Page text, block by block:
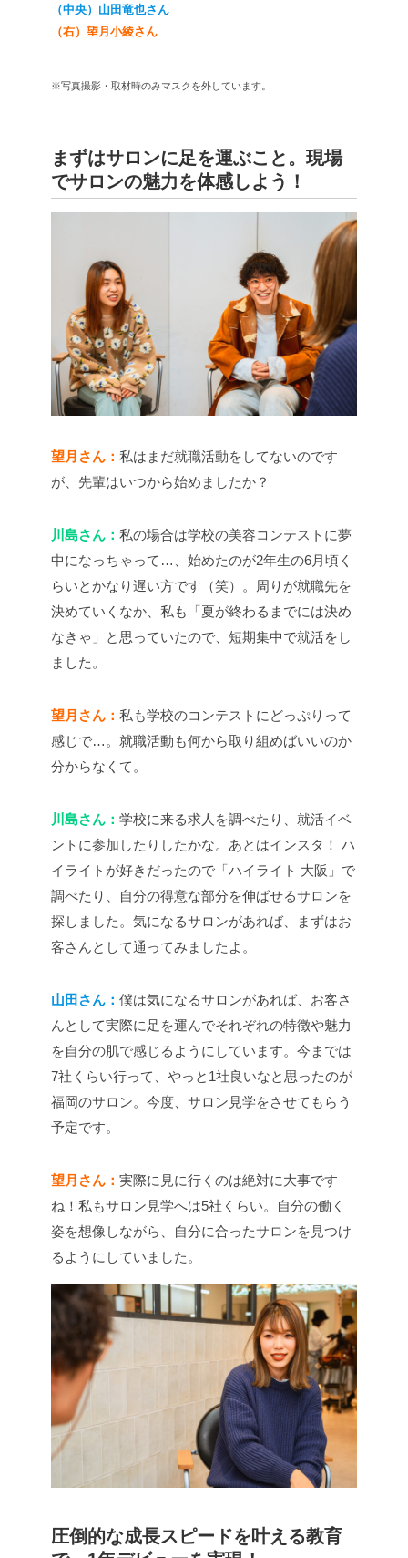
（中央）山田竜也さん
（右）望月小綾さん
※写真撮影・取材時のみマスクを外しています。
まずはサロンに足を運ぶこと。現場
でサロンの魅力を体感しよう！
望月さん： 私はまだ就職活動をしてないのです
が、先輩はいつから始めましたか？
川島さん： 私の場合は学校の美容コンテストに夢
中になっちゃって…、始めたのが2年生の6月頃く
らいとかなり遅い方です（笑）。周りが就職先を
決めていくなか、私も「夏が終わるまでには決め
なきゃ」と思っていたので、短期集中で就活をし
ました。
望月さん： 私も学校のコンテストにどっぷりって
感じで…。就職活動も何から取り組めばいいのか
分からなくて。
川島さん： 学校に来る求人を調べたり、就活イベ
ントに参加したりしたかな。あとはインスタ！ ハ
イライトが好きだったので「ハイライト 大阪」で
調べたり、自分の得意な部分を伸ばせるサロンを
探しました。気になるサロンがあれば、まずはお
客さんとして通ってみましたよ。
山田さん： 僕は気になるサロンがあれば、お客さ
んとして実際に足を運んでそれぞれの特徴や魅力
を自分の肌で感じるようにしています。今までは
7社くらい行って、やっと1社良いなと思ったのが
福岡のサロン。今度、サロン見学をさせてもらう
予定です。
望月さん： 実際に見に行くのは絶対に大事です
ね！私もサロン見学へは5社くらい。自分の働く
姿を想像しながら、自分に合ったサロンを見つけ
るようにしていました。
圧倒的な成長スピードを叶える教育